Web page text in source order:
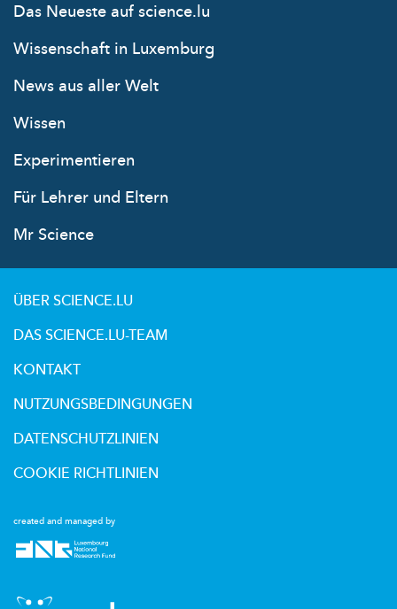
Das Neueste auf science.lu
Wissenschaft in Luxemburg
News aus aller Welt
Wissen
Experimentieren
Für Lehrer und Eltern
Mr Science
created and managed by
ÜBER SCIENCE.LU
DAS SCIENCE.LU-TEAM
KONTAKT
NUTZUNGSBEDINGUNGEN
DATENSCHUTZLINIEN
COOKIE RICHTLINIEN